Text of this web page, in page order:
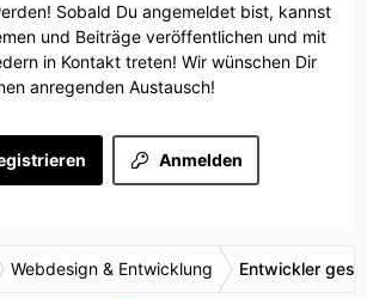
Sobald Du angemeldet bist, kannst
und Beiträge veröffentlichen und mit
in Kontakt treten! Wir wünschen Dir
anregenden Austausch!
Anmelden
Webdesign & Entwicklung Entwickler